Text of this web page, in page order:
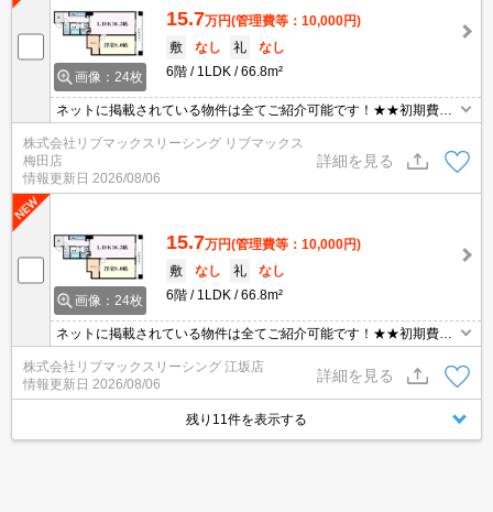
画像：24枚
15.7万円(管理費等：10,000円)
敷
なし 礼
なし
6階
1LDK 66.8m²
ネットに掲載されている物件は全てご紹介可能です！★★初期費用
クレジット決済可能★敷金礼金0円南向きです！
株式会社リブマックスリーシング リブマックス
梅田店
情報更新日 2026/08/06
詳細を見る
画像：24枚
15.7万円(管理費等：10,000円)
敷
なし 礼
なし
6階
1LDK 66.8m²
ネットに掲載されている物件は全てご紹介可能です！★★初期費用
クレジット決済可能★敷金礼金0円南向きです！
株式会社リブマックスリーシング 江坂店
情報更新日 2026/08/06
詳細を見る
残り11件を表示する